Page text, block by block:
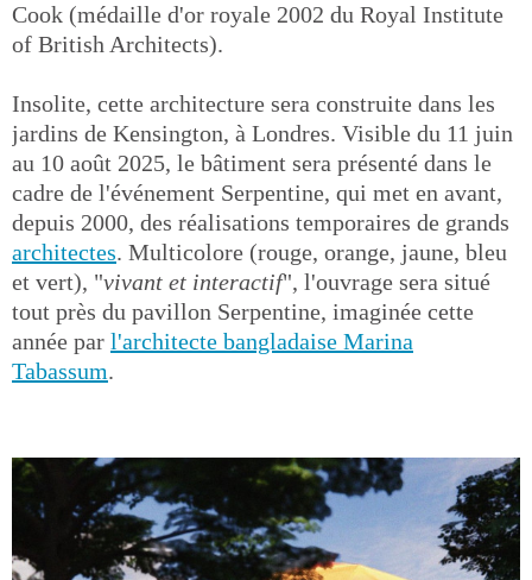
Cook (médaille d'or royale 2002 du Royal Institute
of British Architects).
Insolite, cette architecture sera construite dans les
jardins de Kensington, à Londres. Visible du 11 juin
au 10 août 2025, le bâtiment sera présenté dans le
cadre de l'événement Serpentine, qui met en avant,
depuis 2000, des réalisations temporaires de grands
architectes. Multicolore (rouge, orange, jaune, bleu
et vert), "vivant et interactif", l'ouvrage sera situé
tout près du pavillon Serpentine, imaginée cette
année par l'architecte bangladaise Marina
Tabassum.